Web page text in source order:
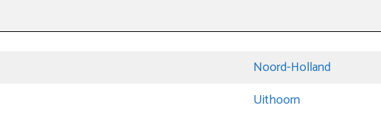
Noord-Holland
Uithoorn